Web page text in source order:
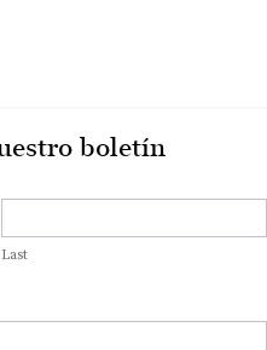
boletín
Last